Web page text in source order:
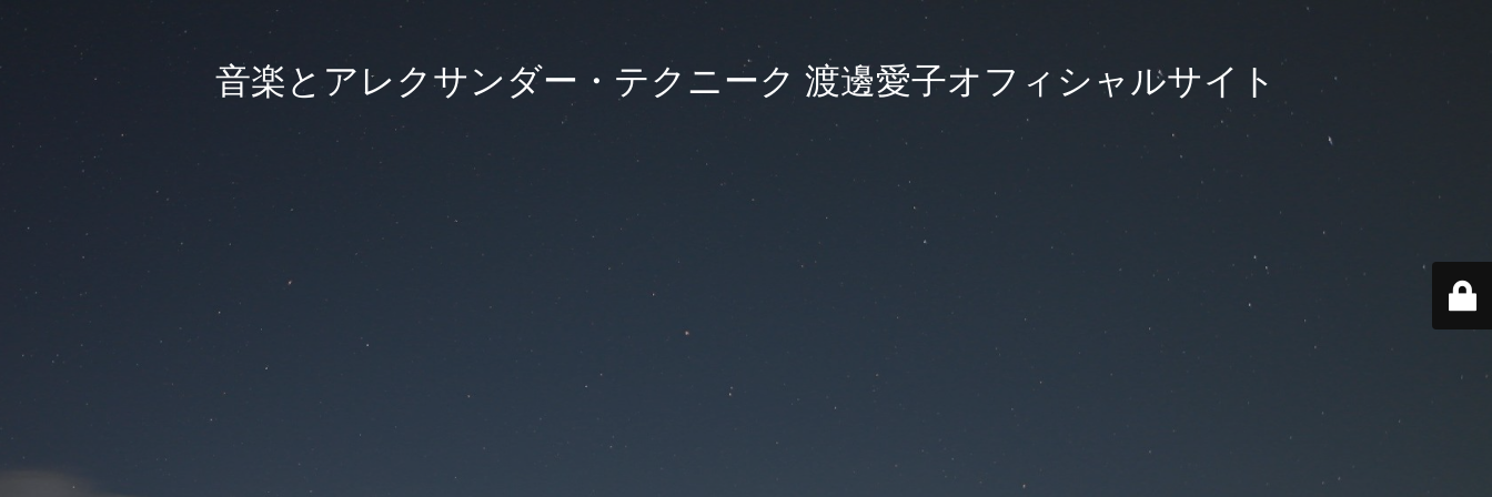
音楽とアレクサンダー・テクニーク 渡邊愛子オフィシャルサイト